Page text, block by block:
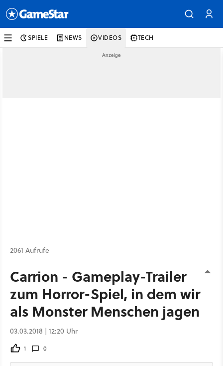
SPIELE NEWS VIDEOS TECH
2061 Aufrufe
Carrion - Gameplay-Trailer
zum Horror-Spiel, in dem wir
als Monster Menschen jagen
03.03.2018 | 12:20 Uhr
1 0